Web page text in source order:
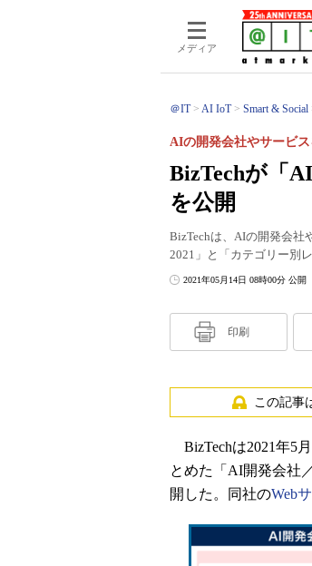
メディア
＠IT AI IoT Smart & Social
BizTechが「
を公開
AIの開発会社やサービ
BizTechは、AIの開発会社
2021」と「カテゴリー別
2021年05月14日 08時00分 公開
印刷
この記事
BizTechは2021年5
とめた「AI開発会社
開した。同社のWeb